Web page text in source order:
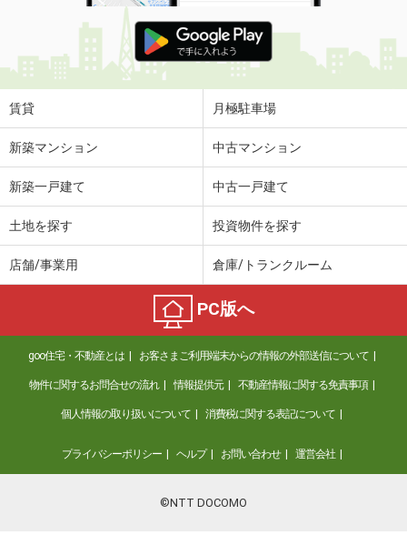
賃貸 月極駐車場
新築マンション 中古マンション
新築一戸建て 中古一戸建て
土地を探す 投資物件を探す
店舗/事業用 倉庫/トランクルーム
PC版へ
goo住宅・不動産とは お客さまご利用端末からの情報の外部送信について
物件に関するお問合せの流れ 情報提供元 不動産情報に関する免責事項
個人情報の取り扱いについて 消費税に関する表記について
プライバシーポリシー ヘルプ お問い合わせ 運営会社
©NTT DOCOMO